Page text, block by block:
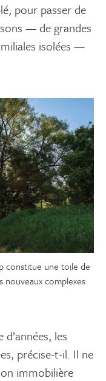
pour passer de
— de grandes
isolées —
constitue une toile de
complexes
les
précise-t-il. Il ne
immobilière